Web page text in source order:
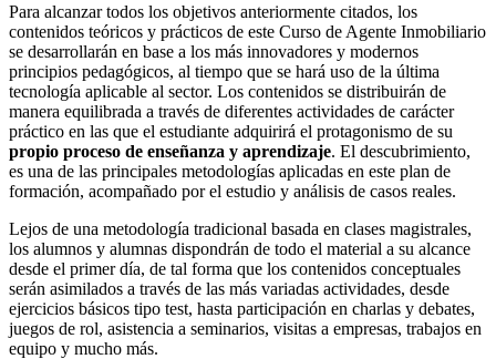
Para alcanzar todos los objetivos anteriormente citados, los
contenidos teóricos y prácticos de este Curso de Agente Inmobiliario
se desarrollarán en base a los más innovadores y modernos
principios pedagógicos, al tiempo que se hará uso de la última
tecnología aplicable al sector. Los contenidos se distribuirán de
manera equilibrada a través de diferentes actividades de carácter
práctico en las que el estudiante adquirirá el protagonismo de su
propio proceso de enseñanza y aprendizaje. El descubrimiento,
es una de las principales metodologías aplicadas en este plan de
formación, acompañado por el estudio y análisis de casos reales.
Lejos de una metodología tradicional basada en clases magistrales,
los alumnos y alumnas dispondrán de todo el material a su alcance
desde el primer día, de tal forma que los contenidos conceptuales
serán asimilados a través de las más variadas actividades, desde
ejercicios básicos tipo test, hasta participación en charlas y debates,
juegos de rol, asistencia a seminarios, visitas a empresas, trabajos en
equipo y mucho más.